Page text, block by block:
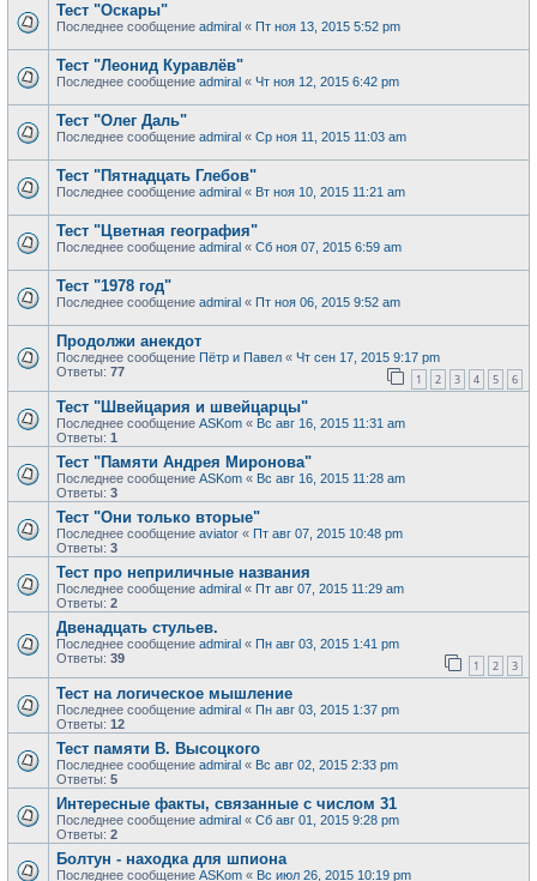
Тест "Оскары"
Последнее сообщение admiral « Пт ноя 13, 2015 5:52 pm
Тест "Леонид Куравлёв"
Последнее сообщение admiral « Чт ноя 12, 2015 6:42 pm
Тест "Олег Даль"
Последнее сообщение admiral « Ср ноя 11, 2015 11:03 am
Тест "Пятнадцать Глебов"
Последнее сообщение admiral « Вт ноя 10, 2015 11:21 am
Тест "Цветная география"
Последнее сообщение admiral « Сб ноя 07, 2015 6:59 am
Тест "1978 год"
Последнее сообщение admiral « Пт ноя 06, 2015 9:52 am
Продолжи анекдот
Последнее сообщение Пётр и Павел « Чт сен 17, 2015 9:17 pm
Ответы: 77 1 2 3 4 5 6
Тест "Швейцария и швейцарцы"
Последнее сообщение ASKom « Вс авг 16, 2015 11:31 am
Ответы: 1
Тест "Памяти Андрея Миронова"
Последнее сообщение ASKom « Вс авг 16, 2015 11:28 am
Ответы: 3
Тест "Они только вторые"
Последнее сообщение aviator « Пт авг 07, 2015 10:48 pm
Ответы: 3
Тест про неприличные названия
Последнее сообщение admiral « Пт авг 07, 2015 11:29 am
Ответы: 2
Двенадцать стульев.
Последнее сообщение admiral « Пн авг 03, 2015 1:41 pm
Ответы: 39 1 2 3
Тест на логическое мышление
Последнее сообщение admiral « Пн авг 03, 2015 1:37 pm
Ответы: 12
Тест памяти В. Высоцкого
Последнее сообщение admiral « Вс авг 02, 2015 2:33 pm
Ответы: 5
Интересные факты, связанные с числом 31
Последнее сообщение admiral « Сб авг 01, 2015 9:28 pm
Ответы: 2
Болтун - находка для шпиона
Последнее сообщение ASKom « Вс июл 26, 2015 10:19 pm